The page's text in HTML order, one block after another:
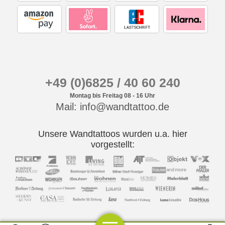
+49 (0)6825 / 40 60 240
Montag bis Freitag 08 - 16 Uhr
Mail: info@wandtattoo.de
Unsere Wandtattoos wurden u.a. hier
vorgestellt: